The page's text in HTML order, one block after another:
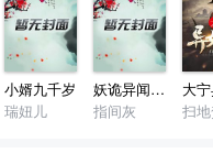
小婿九千岁
瑞妞儿
妖诡异闻录小说
指间灰
大
扫